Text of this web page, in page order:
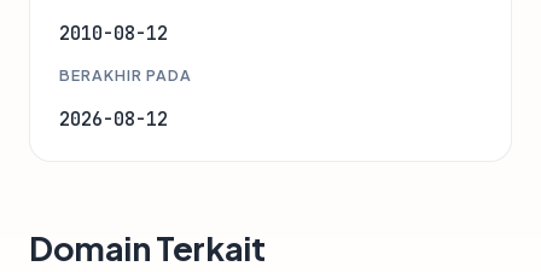
2010-08-12
BERAKHIR PADA
2026-08-12
Domain Terkait